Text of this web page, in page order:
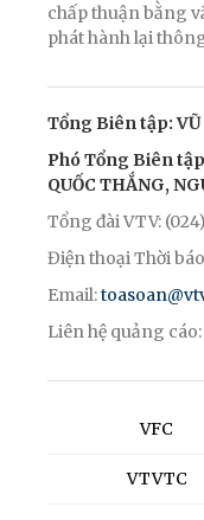
chấp thuận bằng
phát hành lại
Tổng Biên tập: VŨ
Phó Tổng Biên
QUỐC THẮNG,
Tổng đài VTV:
Điện thoại Thời
Email:
Liên hệ quảng
VFC
VTVTC